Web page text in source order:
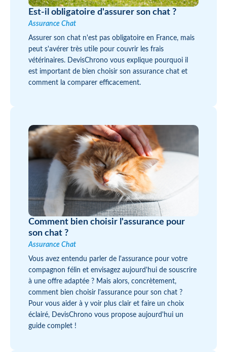
Est-il obligatoire d'assurer son chat ?
Assurance Chat
Assurer son chat n'est pas obligatoire en France, mais
peut s'avérer très utile pour couvrir les frais
vétérinaires. DevisChrono vous explique pourquoi il
est important de bien choisir son assurance chat et
comment la comparer efficacement.
Comment bien choisir l'assurance pour
son chat ?
Assurance Chat
Vous avez entendu parler de l'assurance pour votre
compagnon félin et envisagez aujourd'hui de souscrire
à une offre adaptée ? Mais alors, concrètement,
comment bien choisir l'assurance pour son chat ?
Pour vous aider à y voir plus clair et faire un choix
éclairé, DevisChrono vous propose aujourd'hui un
guide complet !